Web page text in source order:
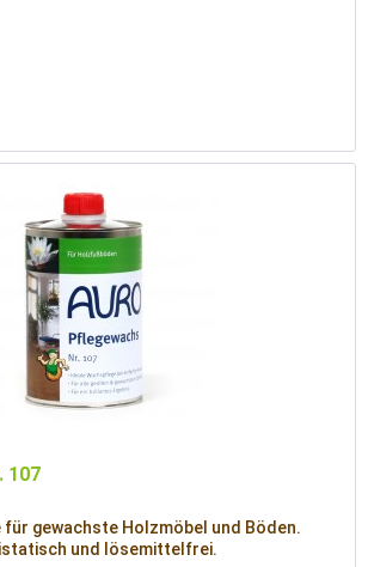
107
für gewachste Holzmöbel und Böden.
und lösemittelfrei.